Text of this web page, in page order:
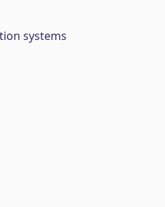
systems